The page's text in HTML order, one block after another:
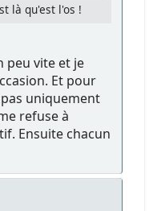
là qu'est l'os !
peu vite et je
Et pour
uniquement
refuse à
Ensuite chacun